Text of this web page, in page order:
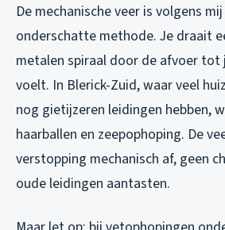
De mechanische veer is volgens
onderschatte methode. Je draait
metalen spiraal door de afvoer tot
voelt. In Blerick-Zuid, waar veel
nog gietijzeren leidingen hebben,
haarballen en zeepophoping. De
verstopping mechanisch af, geen
oude leidingen aantasten.